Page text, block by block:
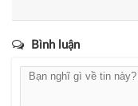
Bình luận